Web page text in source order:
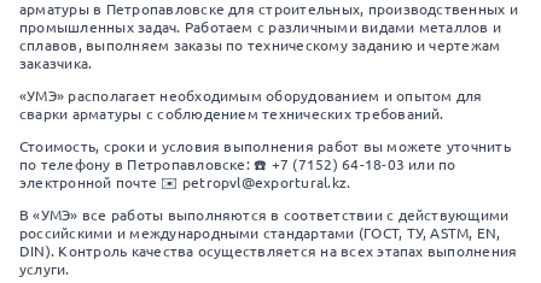
арматуры в Петропавловске для строительных, производственных и
промышленных задач. Работаем с различными видами металлов и
сплавов, выполняем заказы по техническому заданию и чертежам
заказчика.
«УМЭ» располагает необходимым оборудованием и опытом для
сварки арматуры с соблюдением технических требований.
Стоимость, сроки и условия выполнения работ вы можете уточнить
по телефону в Петропавловске: ☎️ +7 (7152) 64-18-03 или по
электронной почте ✉️ petropvl@exportural.kz.
В «УМЭ» все работы выполняются в соответствии с действующими
российскими и международными стандартами (ГОСТ, ТУ, ASTM, EN,
DIN). Контроль качества осуществляется на всех этапах выполнения
услуги.